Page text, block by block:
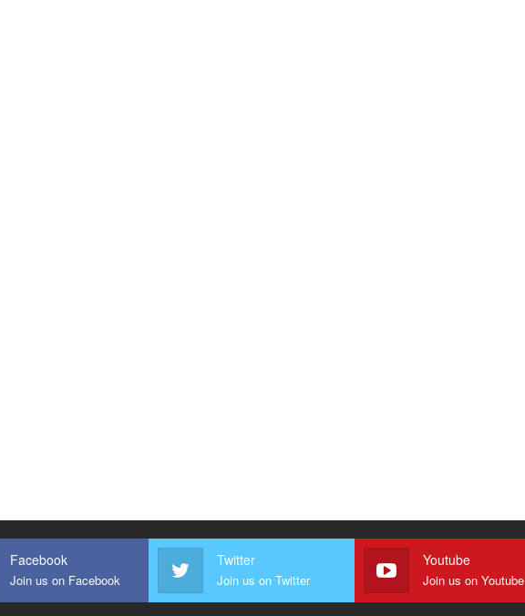
Facebook
Join us on Facebook
Twitter
Join us on Twitter
Youtube
Join us on Youtube